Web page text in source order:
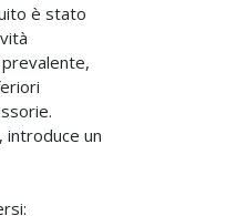
è stato
introduce un